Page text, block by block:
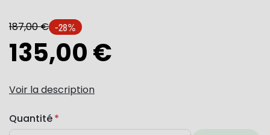
187,00 € -28%
135,00 €
Voir la description
Quantité